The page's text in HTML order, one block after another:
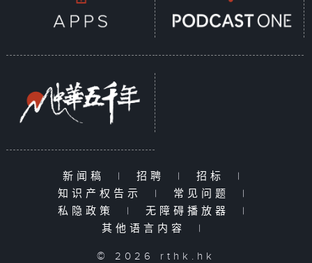
新闻稿 | 招聘 | 招标
|
知识产权告示
| 常见问题
|
私隐政策
| 无障碍播放器
|
其他语言内容
|
© 2026 rthk.hk